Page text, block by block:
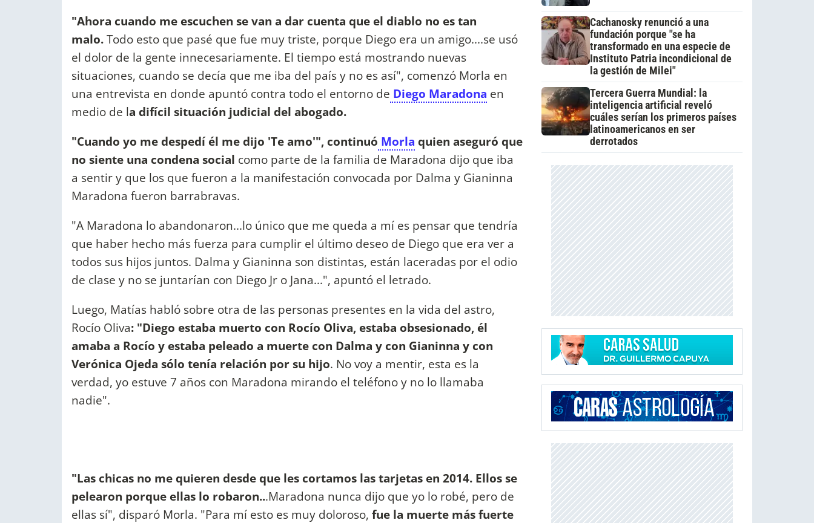
"Ahora cuando me escuchen se van a dar cuenta que el diablo no es tan
malo.Todo esto que pasé que fue muy triste, porque Diego era un amigo....se usó
el dolor de la gente innecesariamente. El tiempo está mostrando nuevas
situaciones, cuando se decía que me iba del país y no es así", comenzó Morla en
una entrevista en donde apuntó contra todo el entorno de Diego Maradona en
medio de la difícil situación judicial del abogado.
"Cuando yo me despedí él me dijo 'Te amo'", continuó Morla quien aseguró que
no siente una condena social como parte de la familia de Maradona dijo que iba
a sentir y que los que fueron a la manifestación convocada por Dalma y Gianinna
Maradona fueron barrabravas.
"A Maradona lo abandonaron...lo único que me queda a mí es pensar que tendría
que haber hecho más fuerza para cumplir el último deseo de Diego que era ver a
todos sus hijos juntos. Dalma y Gianinna son distintas, están laceradas por el odio
de clase y no se juntarían con Diego Jr o Jana...", apuntó el letrado.
Luego, Matías habló sobre otra de las personas presentes en la vida del astro,
Rocío Oliva: "Diego estaba muerto con Rocío Oliva, estaba obsesionado, él
amaba a Rocío y estaba peleado a muerte con Dalma y con Gianinna y con
Verónica Ojeda sólo tenía relación por su hijo. No voy a mentir, esta es la
verdad, yo estuve 7 años con Maradona mirando el teléfono y no lo llamaba
nadie".
"Las chicas no me quieren desde que les cortamos las tarjetas en 2014. Ellos se
pelearon porque ellas lo robaron...Maradona nunca dijo que yo lo robé, pero de
ellas sí", disparó Morla. "Para mí esto es muy doloroso, fue la muerte más fuerte
Cachanosky renunció a una
fundación porque "se ha
transformado en una especie de
Instituto Patria incondicional de
la gestión de Milei"
Tercera Guerra Mundial: la
inteligencia artificial reveló
cuáles serían los primeros países
latinoamericanos en ser
derrotados